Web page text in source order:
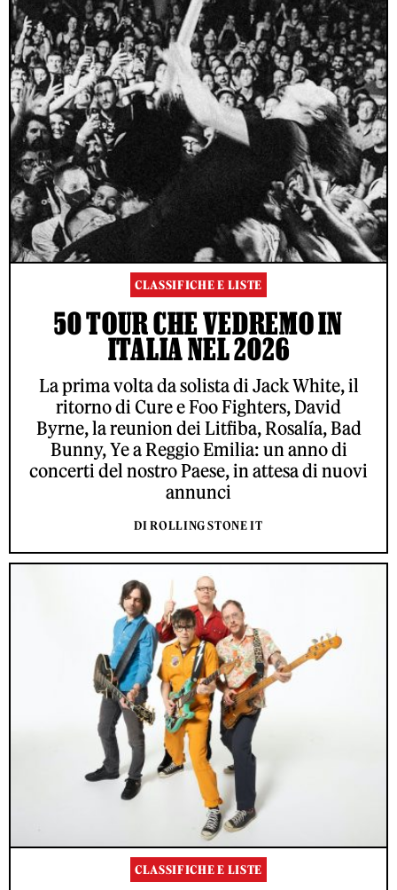
CLASSIFICHE E LISTE
50 TOUR CHE VEDREMO IN
ITALIA NEL 2026
La prima volta da solista di Jack White, il
ritorno di Cure e Foo Fighters, David
Byrne, la reunion dei Litfiba, Rosalía, Bad
Bunny, Ye a Reggio Emilia: un anno di
concerti del nostro Paese, in attesa di nuovi
annunci
DI ROLLING STONE IT
CLASSIFICHE E LISTE